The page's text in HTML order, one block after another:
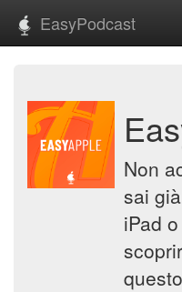
EasyPodcast
Non
sai
iPad